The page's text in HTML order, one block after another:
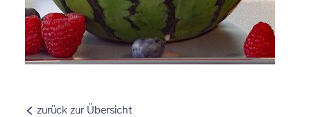
zurück zur Übersicht